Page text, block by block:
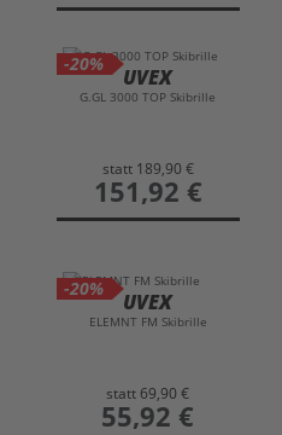
-20%
UVEX
G.GL 3000 TOP Skibrille
statt 189,90 €
preis
151,92 €
-20%
UVEX
ELEMNT FM Skibrille
statt 69,90 €
preis
55,92 €